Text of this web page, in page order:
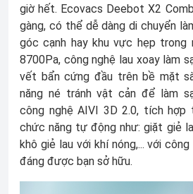
giờ hết. Ecovacs Deebot X2
gàng, có thể dễ dàng di chuyển
góc cạnh hay khu vực hẹp trong
8700Pa, công nghệ lau xoay làm
vết bẩn cứng đầu trên bề mặt
năng né tránh vật cản để làm
công nghệ AIVI 3D 2.0, tích hợp
chức năng tự động như: giặt giẻ
khô giẻ lau với khí nóng,... với
đáng được bạn sở hữu.